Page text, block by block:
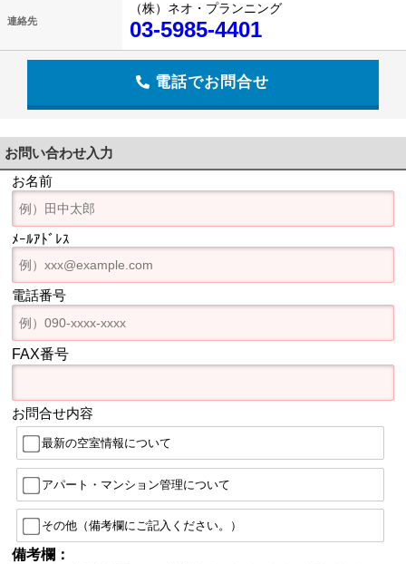
連絡先
（株）ネオ・プランニング
03-5985-4401
電話でお問合せ
お問い合わせ入力
お名前
ﾒｰﾙｱﾄﾞﾚｽ
電話番号
FAX番号
お問合せ内容
最新の空室情報について
アパート・マンション管理について
その他（備考欄にご記入ください。）
備考欄：